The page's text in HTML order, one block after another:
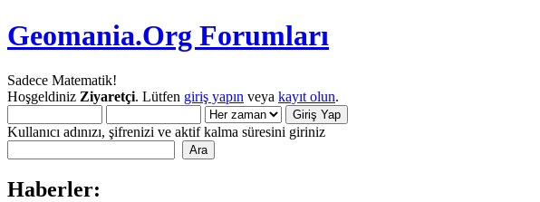
Geomania.Org Forumları
Sadece Matematik!
Hoşgeldiniz Ziyaretçi. Lütfen giriş yapın veya kayıt olun.
Kullanıcı adınızı, şifrenizi ve aktif kalma süresini giriniz
Haberler: